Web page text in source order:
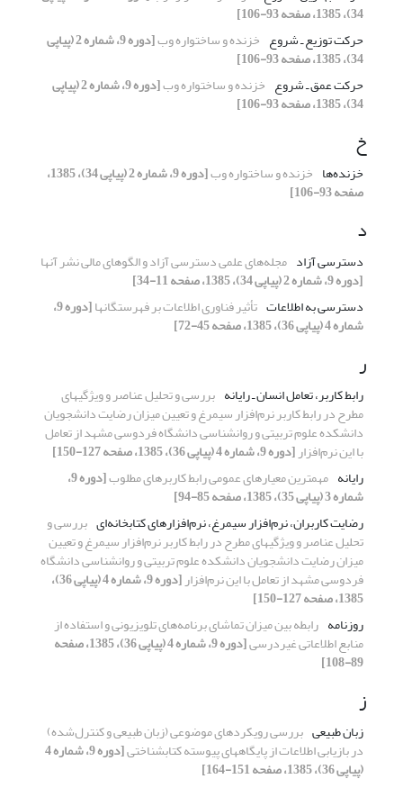
34)، 1385، صفحه 93-106]
حرکت توزیع ـ شروع خزنده و ساختواره وب [دوره 9، شماره 2 (پیاپی
34)، 1385، صفحه 93-106]
حرکت عمق ـ شروع خزنده و ساختواره وب [دوره 9، شماره 2 (پیاپی
34)، 1385، صفحه 93-106]
خ
خزنده‌ها خزنده و ساختواره وب [دوره 9، شماره 2 (پیاپی 34)، 1385،
صفحه 93-106]
د
دسترسی آزاد مجله‌های علمی دسترسی آزاد و الگوهای مالی نشر آنها
[دوره 9، شماره 2 (پیاپی 34)، 1385، صفحه 11-34]
دسترسی به اطلاعات تأثیر فناوری اطلاعات بر فهرستگانها [دوره 9،
شماره 4 (پیاپی 36)، 1385، صفحه 45-72]
ر
رابط کاربر، تعامل انسان ـ رایانه بررسی و تحلیل عناصر و ویژگیهای
مطرح در رابط کاربر نرم‌افزار سیمرغ و تعیین میزان رضایت دانشجویان
دانشکده علوم تربیتی و روانشناسی دانشگاه فردوسی مشهد از تعامل
با این نرم‌افزار[دوره 9، شماره 4 (پیاپی 36)، 1385، صفحه 127-150]
رایانه مهمترین معیارهای عمومی رابط کاربرهای مطلوب [دوره 9،
شماره 3 (پیاپی 35)، 1385، صفحه 85-94]
رضایت کاربران، نرم‌افزار سیمرغ، نرم‌افزارهای کتابخانه‌ای بررسی و
تحلیل عناصر و ویژگیهای مطرح در رابط کاربر نرم‌افزار سیمرغ و تعیین
میزان رضایت دانشجویان دانشکده علوم تربیتی و روانشناسی دانشگاه
فردوسی مشهد از تعامل با این نرم‌افزار [دوره 9، شماره 4 (پیاپی 36)،
1385، صفحه 127-150]
روزنامه رابطه بین میزان تماشای برنامه‌های تلویزیونی و استفاده از
منابع اطلاعاتی غیردرسی [دوره 9، شماره 4 (پیاپی 36)، 1385، صفحه
89-108]
ز
زبان طبیعی بررسی رویکردهای موضوعی (زبان طبیعی و کنترل‌شده)
در بازیابی اطلاعات از پایگاههای پیوسته کتابشناختی [دوره 9، شماره 4
(پیاپی 36)، 1385، صفحه 151-164]